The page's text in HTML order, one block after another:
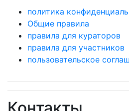
политика
Общие правила
правила для кураторов
правила для участников
пользовательское